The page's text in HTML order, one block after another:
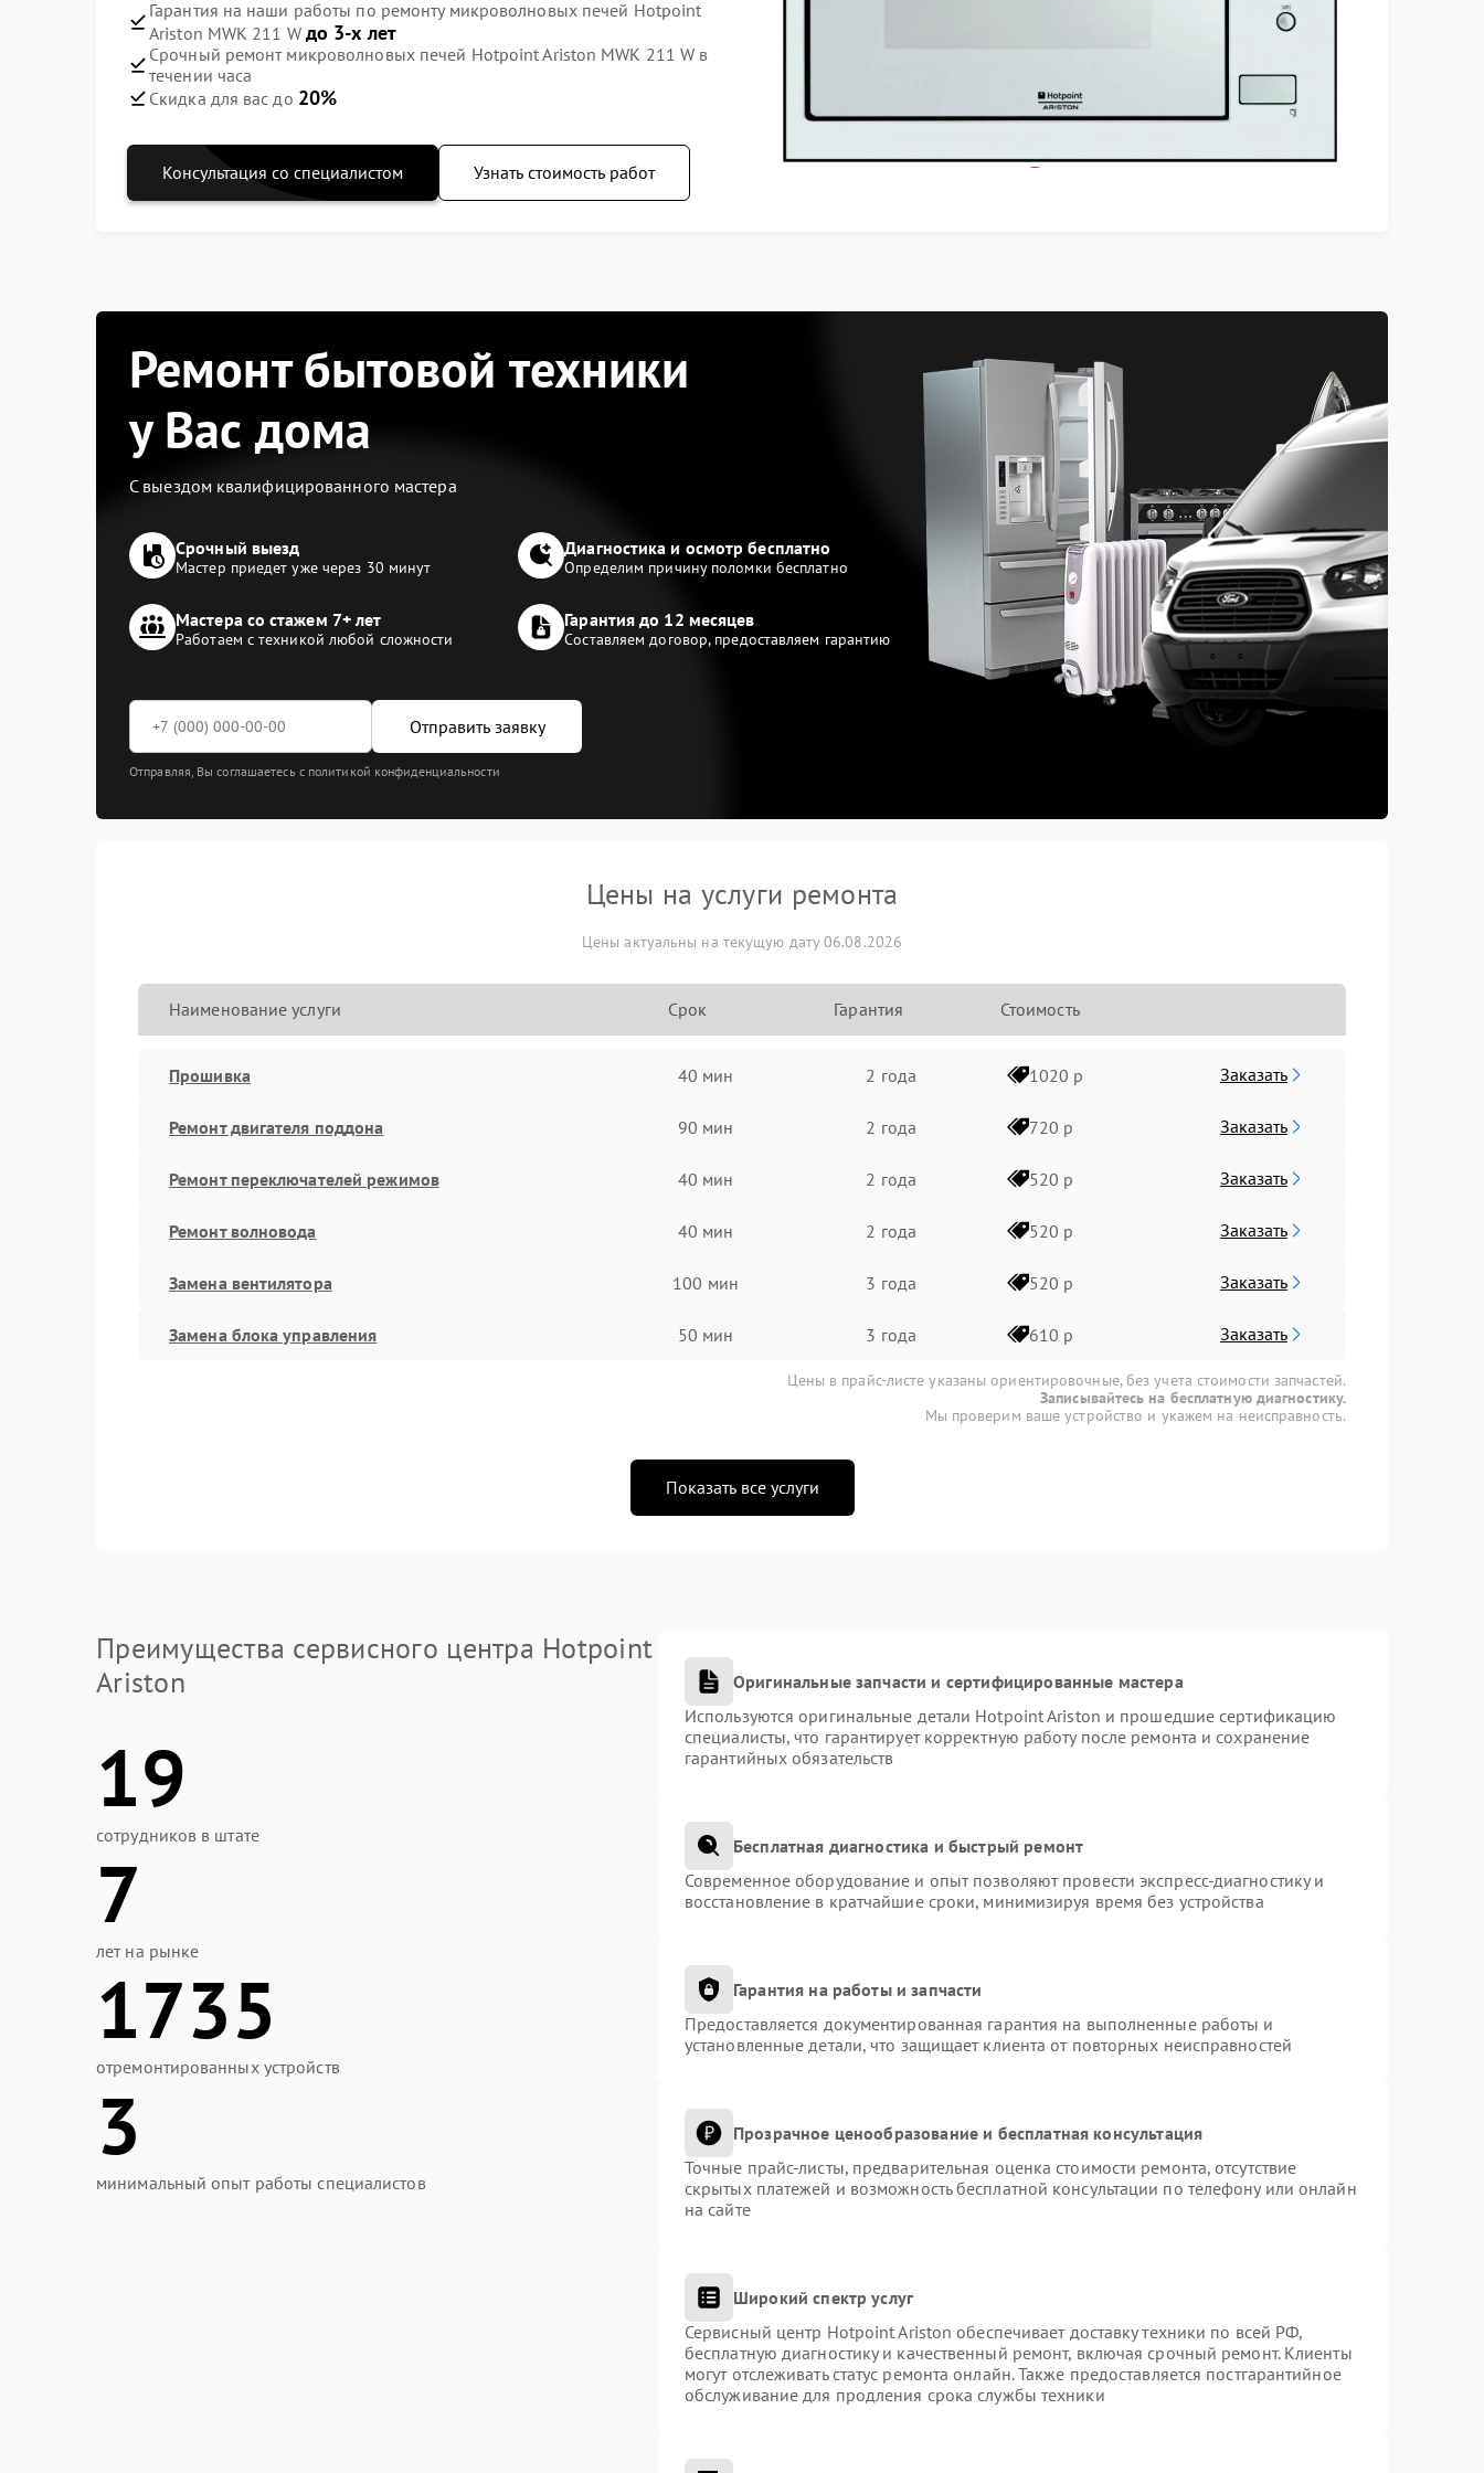
Гарантия на наши работы по ремонту микроволновых печей Hotpoint
Ariston MWK 211 W до 3-х лет
Срочный ремонт микроволновых печей Hotpoint Ariston MWK 211 W в
течении часа
Скидка для вас до 20%
Консультация со специалистом Узнать стоимость работ
Ремонт бытовой техники
у Вас дома
С выездом квалифицированного мастера
Срочный выезд
Мастер приедет уже через 30 минут
Диагностика и осмотр бесплатно
Определим причину поломки бесплатно
Мастера со стажем 7+ лет
Работаем с техникой любой сложности
Гарантия до 12 месяцев
Составляем договор, предоставляем гарантию
Отправить заявку
Отправляя, Вы соглашаетесь с политикой конфиденциальности
Цены на услуги ремонта
Цены актуальны на текущую дату 06.08.2026
Наименование услуги Срок Гарантия Стоимость
Прошивка 40 мин 2 года 1020 р Заказать
Ремонт двигателя поддона 90 мин 2 года 720 р Заказать
Ремонт переключателей режимов 40 мин 2 года 520 р Заказать
Ремонт волновода 40 мин 2 года 520 р Заказать
Замена вентилятора 100 мин 3 года 520 р Заказать
Замена блока управления 50 мин 3 года 610 р Заказать
Цены в прайс-листе указаны ориентировочные, без учета стоимости запчастей.
Записывайтесь на бесплатную диагностику.
Мы проверим ваше устройство и укажем на неисправность.
Показать все услуги
Преимущества сервисного центра Hotpoint
Ariston
19
сотрудников в штате
7
лет на рынке
1735
отремонтированных устройств
3
минимальный опыт работы специалистов
Оригинальные запчасти и сертифицированные мастера
Используются оригинальные детали Hotpoint Ariston и прошедшие сертификацию
специалисты, что гарантирует корректную работу после ремонта и сохранение
гарантийных обязательств
Бесплатная диагностика и быстрый ремонт
Современное оборудование и опыт позволяют провести экспресс-диагностику и
восстановление в кратчайшие сроки, минимизируя время без устройства
Гарантия на работы и запчасти
Предоставляется документированная гарантия на выполненные работы и
установленные детали, что защищает клиента от повторных неисправностей
Прозрачное ценообразование и бесплатная консультация
Точные прайс-листы, предварительная оценка стоимости ремонта, отсутствие
скрытых платежей и возможность бесплатной консультации по телефону или онлайн
на сайте
Широкий спектр услуг
Сервисный центр Hotpoint Ariston обеспечивает доставку техники по всей РФ,
бесплатную диагностику и качественный ремонт, включая срочный ремонт. Клиенты
могут отслеживать статус ремонта онлайн. Также предоставляется постгарантийное
обслуживание для продления срока службы техники